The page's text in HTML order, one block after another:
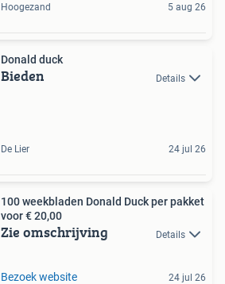
Hoogezand 5 aug 26
Donald duck
Bieden Details
De Lier 24 jul 26
100 weekbladen Donald Duck per pakket
voor € 20,00
Zie omschrijving Details
Bezoek website 24 jul 26